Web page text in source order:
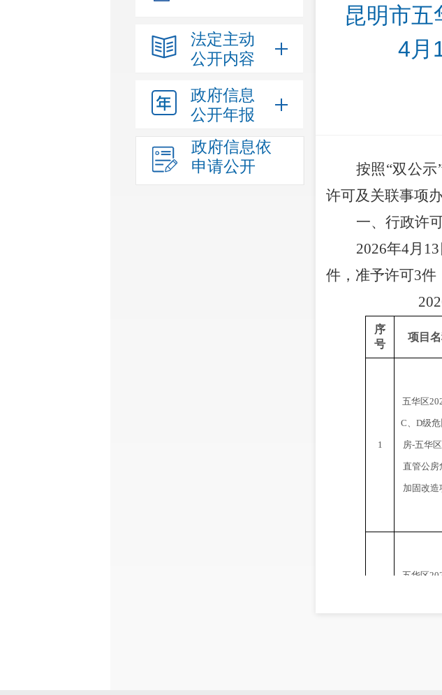
法定主动
公开内容
政府信息
公开年报
政府信息依
申请公开
昆明市
4月
按照“双公示
许可及关联事项
一、行政许
2026年4月 13
件 ， 准予许可3件
202
序
号
项目
1
五华区
C、 D级
房-五华区
直管公房
加固改造
五华区